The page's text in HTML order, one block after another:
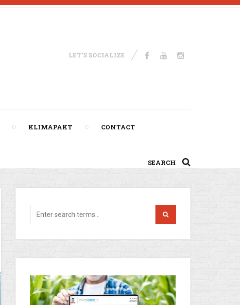
LET'S SOCIALIZE
KLIMAPAKT CONTACT
SEARCH